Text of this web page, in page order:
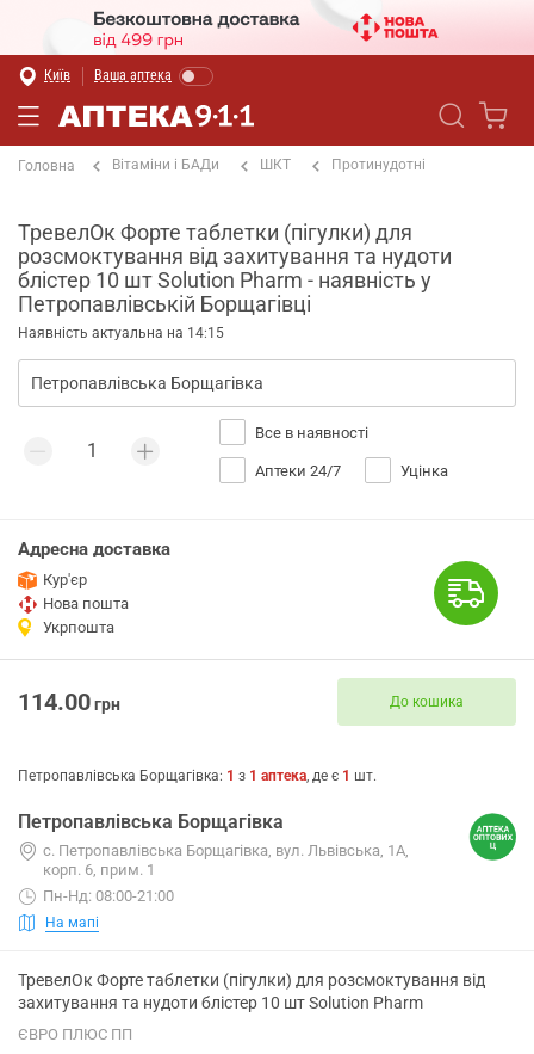
Київ Ваша аптека
Головна Вітаміни і БАДи ШКТ Протинудотні
ТревелОк Форте таблетки (пігулки) для
розсмоктування від захитування та нудоти
блістер 10 шт Solution Pharm - наявність у
Петропавлівській Борщагівці
Наявність актуальна на 14:15
Все в наявності
Аптеки 24/7 Уцінка
Адресна доставка
Кур'єр
Нова пошта
Укрпошта
114.00грн До кошика
Петропавлівська Борщагівка: 1 з 1 аптека, де є 1 шт.
Петропавлівська Борщагівка
с. Петропавлівська Борщагівка, вул. Львівська, 1А,
корп. 6, прим. 1
Пн-Нд: 08:00-21:00
На мапі
ТревелОк Форте таблетки (пігулки) для розсмоктування від
захитування та нудоти блістер 10 шт Solution Pharm
ЄВРО ПЛЮС ПП